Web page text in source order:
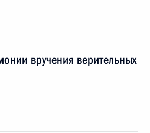
вручения верительных